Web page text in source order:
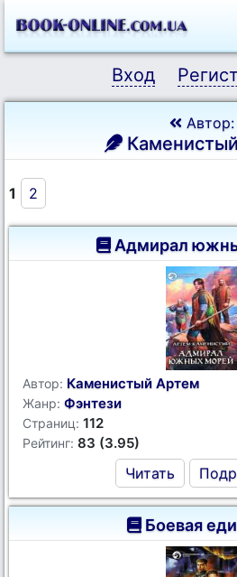
Вход
Автор:
1 2
Адмирал
Автор: Каменистый Артем
Жанр: Фэнтези
Страниц: 112
Рейтинг: 83 (3.95)
Читать
Боевая